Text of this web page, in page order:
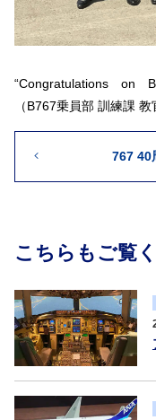
“Congratulations on
（B767乗員部 訓練
767 40
こちらもご覧